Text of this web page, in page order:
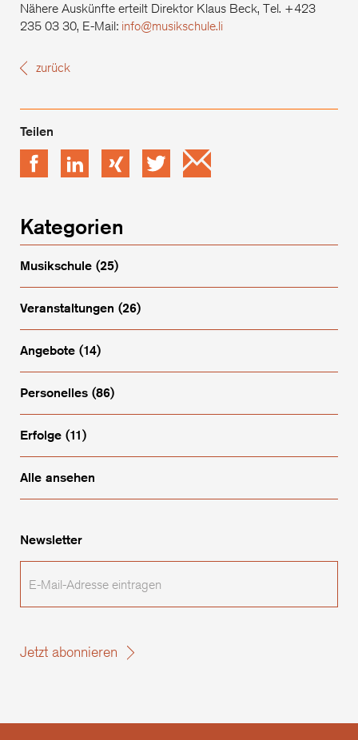
Nähere Auskünfte erteilt Direktor Klaus Beck, Tel. +423
235 03 30, E-Mail: info@musikschule.li
zurück
Facebook LinkedIn xing Twitter
Kategorien
Musikschule (25)
Veranstaltungen (26)
Angebote (14)
Personelles (86)
Erfolge (11)
Alle ansehen
Newsletter
Mail-
Adresse
Jetzt abonnieren